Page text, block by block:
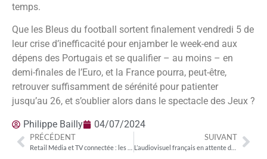
temps.
Que les Bleus du football sortent finalement vendredi 5 de
leur crise d’inefficacité pour enjamber le week-end aux
dépens des Portugais et se qualifier – au moins – en
demi-finales de l’Euro, et la France pourra, peut-être,
retrouver suffisamment de sérénité pour patienter
jusqu’au 26, et s’oublier alors dans le spectacle des Jeux ?
Philippe Bailly 04/07/2024
PRÉCÉDENT SUIVANT
L’audiovisuel français en attente de double clarification